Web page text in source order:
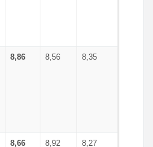
8,86 8,56 8,35
8,66 8,92 8,27